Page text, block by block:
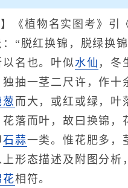
】《植物名实图考》引
“脱红换锦，脱绿换锦
名也。叶似水仙 ，冬
抽一茎二尺许，作十
葱 而大，或红或绿，叶
落而叶，故曰换锦，
石蒜一类。惟花肥多，
上形态描述及附图分析
花相符。